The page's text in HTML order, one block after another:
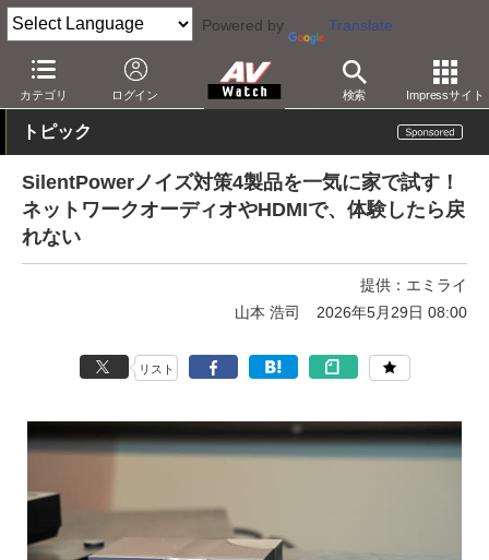
Powered by Translate
カテゴリ ログイン 検索 Impressサイト
AV Watch 製品 オーディオアクセサリ
トピック
SilentPowerノイズ対策4製品を一気に家で試す！
ネットワークオーディオやHDMIで、体験したら戻
れない
提供： エミライ
山本 浩司
2026年5月29日 08:00
リスト